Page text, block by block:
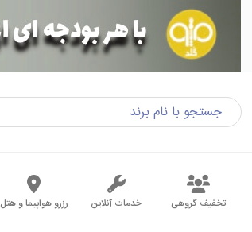
تخفیف گروهی خدمات آنلاین رزرو هواپیما و هتل